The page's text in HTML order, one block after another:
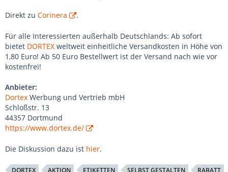
Direkt zu Corinera .
Für alle Interessierten außerhalb Deutschlands: Ab sofort
bietet DORTEX weltweit einheitliche Versandkosten in Höhe von
1,80 Euro! Ab 50 Euro Bestellwert ist der Versand nach wie vor
kostenfrei!
Anbieter:
Dortex Werbung und Vertrieb mbH
Schloßstr. 13
44357 Dortmund
https://www.dortex.de/
Die Diskussion dazu ist hier.
DORTEX AKTION ETIKETTEN SELBST GESTALTEN
RABATT